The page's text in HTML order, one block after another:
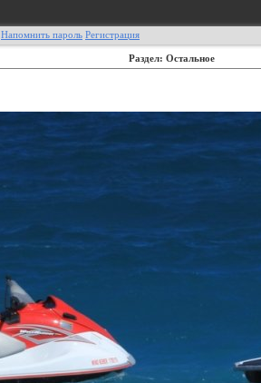
Напомнить пароль Регистрация
Раздел: Остальное